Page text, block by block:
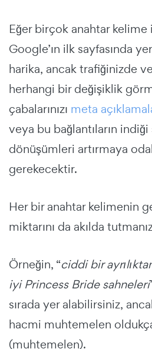
Eğer birçok anahtar
Google’ın ilk sayfasında
harika, ancak trafiğinizde
herhangi bir değişiklik
çabalarınızı meta
veya bu bağlantıların
dönüşümleri artırmaya
gerekecektir.
Her bir anahtar kelimenin
miktarını da akılda
Örneğin, “ciddi bir
iyi Princess Bride sahneleri
sırada yer alabilirsiniz,
hacmi muhtemelen
(muhtemelen).